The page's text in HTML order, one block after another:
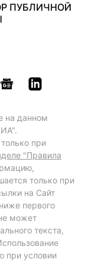
ПУБЛИЧНОЙ
на данном
при
"Правила
только при
на Сайт
первого
может
текста,
при условии